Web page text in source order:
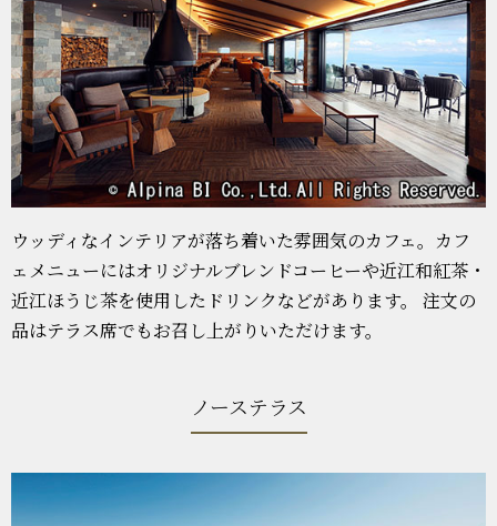
ウッディなインテリアが落ち着いた雰囲気のカフェ。カフ
ェメニューにはオリジナルブレンドコーヒーや近江和紅茶・
近江ほうじ茶を使用したドリンクなどがあります。 注文の
品はテラス席でもお召し上がりいただけます。
ノーステラス